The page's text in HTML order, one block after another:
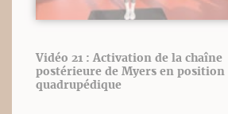
Vidéo 21 : Activation de la chaîne
postérieure de Myers en position
quadrupédique